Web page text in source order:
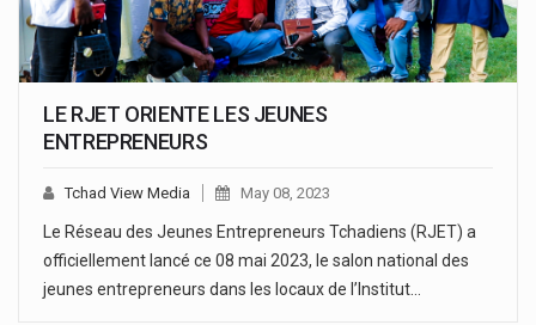
LE RJET ORIENTE LES JEUNES
ENTREPRENEURS
Tchad View Media May 08, 2023
Le Réseau des Jeunes Entrepreneurs Tchadiens (RJET) a
officiellement lancé ce 08 mai 2023, le salon national des
jeunes entrepreneurs dans les locaux de l’Institut…